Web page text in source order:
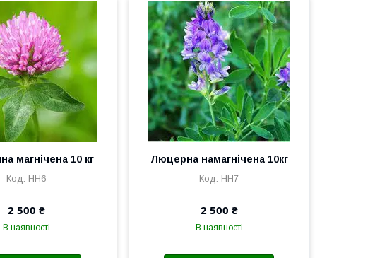
магнічена 10 кг
HH6
2 500 ₴
В наявності
Люцерна намагнічена 10кг
HH7
2 500 ₴
В наявності